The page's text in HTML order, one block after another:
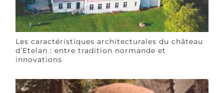
Les caractéristiques architecturales du château
d’Etelan : entre tradition normande et
innovations